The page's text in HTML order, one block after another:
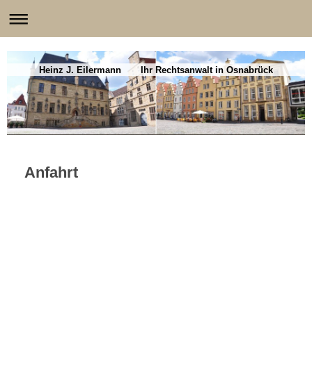
Heinz J. Eilermann Ihr Rechtsanwalt in Osnabrück
Anfahrt